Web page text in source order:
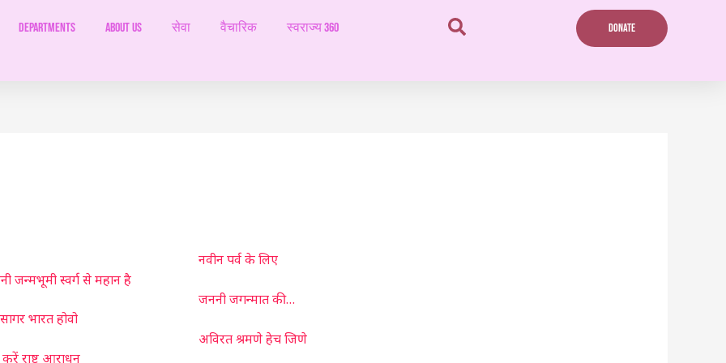
Departments ABOUT US सेवा वैचारिक स्वराज्य 360 DONATE
जन्मभूमी स्वर्ग से महान है
भारत होवो
राष्ट्र आराधन
नवीन पर्व के लिए
जननी जगन्मात की…
अविरत श्रमणे हेच जिणे